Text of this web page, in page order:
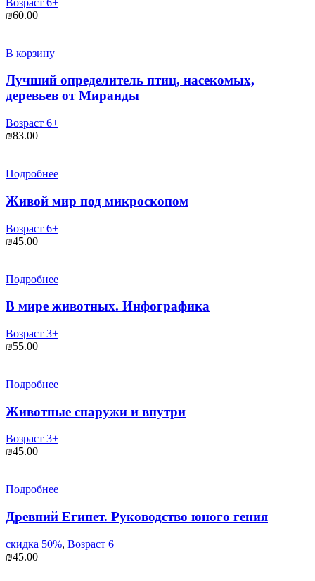
₪60.00
В корзину
Лучший определитель птиц, насекомых,
деревьев от Миранды
Возраст 6+
₪83.00
Подробнее
Живой мир под микроскопом
Возраст 6+
₪45.00
Подробнее
В мире животных. Инфографика
Возраст 3+
₪55.00
Подробнее
Животные снаружи и внутри
Возраст 3+
₪45.00
Подробнее
Древний Египет. Руководство юного гения
скидка 50%, Возраст 6+
₪45.00